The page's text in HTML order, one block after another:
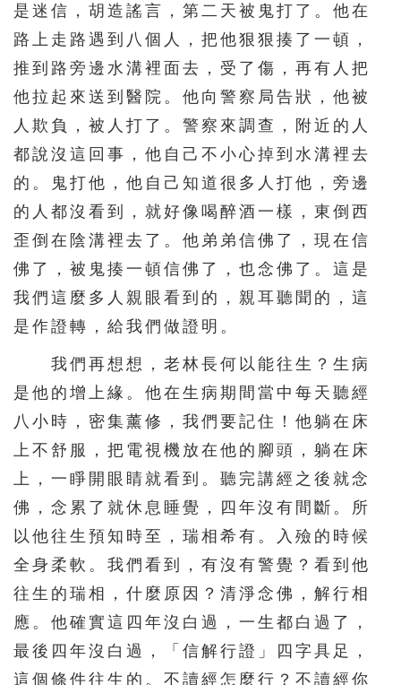
是迷信，胡造謠言，第二天被鬼打了。他在
路上走路遇到八個人，把他狠狠揍了一頓，
推到路旁邊水溝裡面去，受了傷，再有人把
他拉起來送到醫院。他向警察局告狀，他被
人欺負，被人打了。警察來調查，附近的人
都說沒這回事，他自己不小心掉到水溝裡去
的。鬼打他，他自己知道很多人打他，旁邊
的人都沒看到，就好像喝醉酒一樣，東倒西
歪倒在陰溝裡去了。他弟弟信佛了，現在信
佛了，被鬼揍一頓信佛了，也念佛了。這是
我們這麼多人親眼看到的，親耳聽聞的，這
是作證轉，給我們做證明。
我們再想想，老林長何以能往生？生病
是他的增上緣。他在生病期間當中每天聽經
八小時，密集薰修，我們要記住！他躺在床
上不舒服，把電視機放在他的腳頭，躺在床
上，一睜開眼睛就看到。聽完講經之後就念
佛，念累了就休息睡覺，四年沒有間斷。所
以他往生預知時至，瑞相希有。入殮的時候
全身柔軟。我們看到，有沒有警覺？看到他
往生的瑞相，什麼原因？清淨念佛，解行相
應。他確實這四年沒白過，一生都白過了，
最後四年沒白過，「信解行證」四字具足，
這個條件往生的。不讀經怎麼行？不讀經你